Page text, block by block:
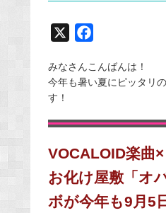
c
e
o
k
みなさんこんばんは！
今年も暑い夏にピッタリ
す！
VOCALOID楽曲
お化け屋敷「オ
ボが今年も9月5